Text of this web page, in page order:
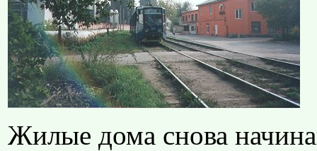
Жилые дома снова